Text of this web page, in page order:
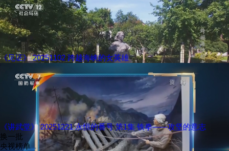
《见证》 20251102 跨越海峡的女英雄
《讲武堂》 20251221 永恒的番号 第1集 铁拳——攻坚的意志
换一批
央视榜单